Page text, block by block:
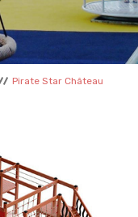
Pirate Star Château